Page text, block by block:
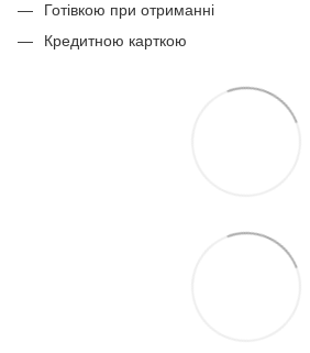
Готівкою при отриманні
Кредитною карткою